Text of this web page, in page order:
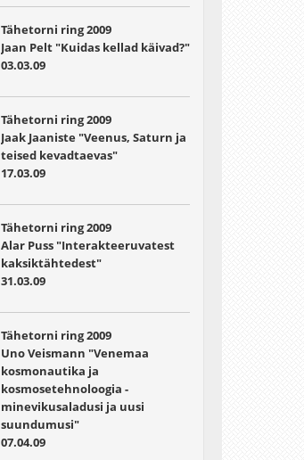
Tähetorni ring 2009
Jaan Pelt "Kuidas kellad käivad?"
03.03.09
Tähetorni ring 2009
Jaak Jaaniste "Veenus, Saturn ja
teised kevadtaevas"
17.03.09
Tähetorni ring 2009
Alar Puss "Interakteeruvatest
kaksiktähtedest"
31.03.09
Tähetorni ring 2009
Uno Veismann "Venemaa
kosmonautika ja
kosmosetehnoloogia -
minevikusaladusi ja uusi
suundumusi"
07.04.09